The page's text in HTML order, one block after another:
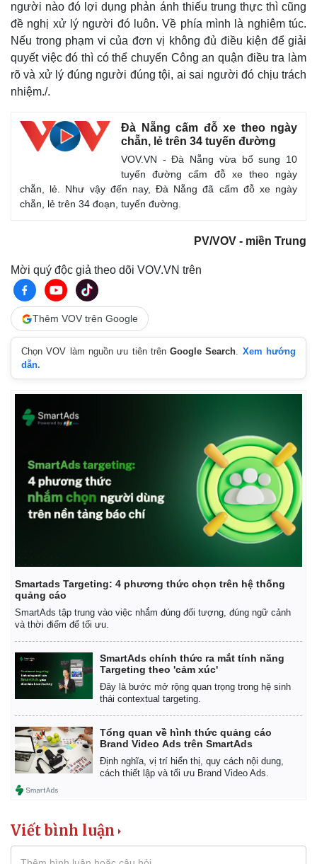
Kinh tế
Bất động sản
Khởi nghiệp
Thị trường
Giá vàng
Tiêu dùng
Tỷ giá
Chứng khoán
Pháp luật
Vụ án
Tin nóng
Quân sự - Quốc phòng
Vũ khí
Việt Nam
Phân tích
người nào đó lợi dụng phản ánh thiếu trung thực thì cũng
đề nghị xử lý người đó luôn. Về phía mình là nghiêm túc.
Nếu trong phạm vi của đơn vị không đủ điều kiện để giải
quyết việc đó thì có thể chuyển Công an quận điều tra làm
rõ và xử lý đúng người đúng tội, ai sai người đó chịu trách
nhiệm./.
Đà Nẵng cấm đỗ xe theo ngày
chẵn, lẻ trên 34 tuyến đường
VOV.VN - Đà Nẵng vừa bổ sung 10
tuyến đường cấm đỗ xe theo ngày
chẵn, lẻ. Như vậy đến nay, Đà Nẵng đã cấm đỗ xe ngày
chẵn, lẻ trên 34 đoạn, tuyến đường.
PV/VOV - miền Trung
Mời quý độc giả theo dõi VOV.VN trên
Thêm VOV trên Google
Chọn VOV làm nguồn ưu tiên trênGoogle Search. Xem hướng
dẫn.
Smartads Targeting: 4 phương thức chọn trên hệ thống
quảng cáo
SmartAds tập trung vào việc nhắm đúng đối tượng, đúng ngữ cảnh
và thời điểm để tối ưu.
SmartAds chính thức ra mắt tính năng
Targeting theo 'cảm xúc'
Đây là bước mở rộng quan trọng trong hệ sinh
thái contextual targeting.
Tổng quan về hình thức quảng cáo
Brand Video Ads trên SmartAds
Định nghĩa, vị trí hiển thị, quy cách nội dung,
cách thiết lập và tối ưu Brand Video Ads.
Viết bình luận